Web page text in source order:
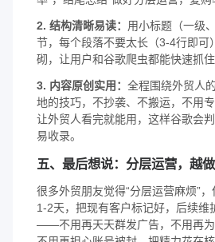
2. 结构清晰易读： 用小标题（一级
节，每个段落不要太长（3-4行即可
砌，让用户和谷歌爬虫都能快速抓住
3. 内容原创实用： 全程围绕外贸人
地的技巧，不抄袭、不搬运，不用
让外贸人看完就能用，这样谷歌会
易收录。
五、最后想说：分层运营，越
很多外贸朋友觉得“分层运营麻烦”
1-2天，把现有客户标记好，后续维
——不用再天天群发广告，不用再为“